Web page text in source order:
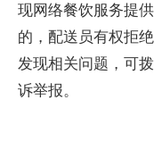
现网络餐饮服务提
的，配送员有权拒
发现相关问题，可
诉举报。